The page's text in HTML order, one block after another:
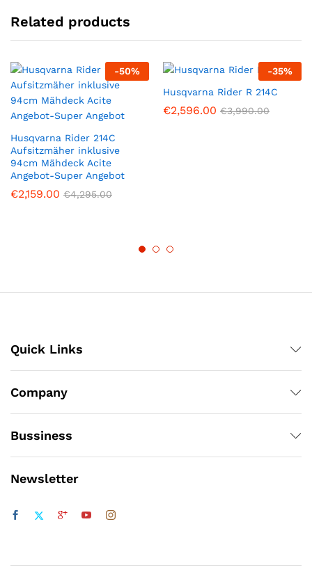
Related products
-50%
Husqvarna Rider 214C
Aufsitzmäher inklusive
94cm Mähdeck Acite
Angebot-Super Angebot
€2,159.00 €4,295.00
-35%
Husqvarna Rider R 214C
€2,596.00 €3,990.00
Quick Links
Company
Bussiness
Newsletter